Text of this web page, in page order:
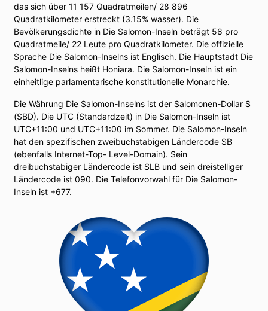
das sich über 11 157 Quadratmeilen/ 28 896
Quadratkilometer erstreckt (3.15% wasser). Die
Bevölkerungsdichte in Die Salomon-Inseln beträgt 58 pro
Quadratmeile/ 22 Leute pro Quadratkilometer. Die offizielle
Sprache Die Salomon-Inselns ist Englisch. Die Hauptstadt Die
Salomon-Inselns heißt Honiara. Die Salomon-Inseln ist ein
einheitlige parlamentarische konstitutionelle Monarchie.
Die Währung Die Salomon-Inselns ist der Salomonen-Dollar $
(SBD). Die UTC (Standardzeit) in Die Salomon-Inseln ist
UTC+11:00 und UTC+11:00 im Sommer. Die Salomon-Inseln
hat den spezifischen zweibuchstabigen Ländercode SB
(ebenfalls Internet-Top- Level-Domain). Sein
dreibuchstabiger Ländercode ist SLB und sein dreistelliger
Ländercode ist 090. Die Telefonvorwahl für Die Salomon-
Inseln ist +677.